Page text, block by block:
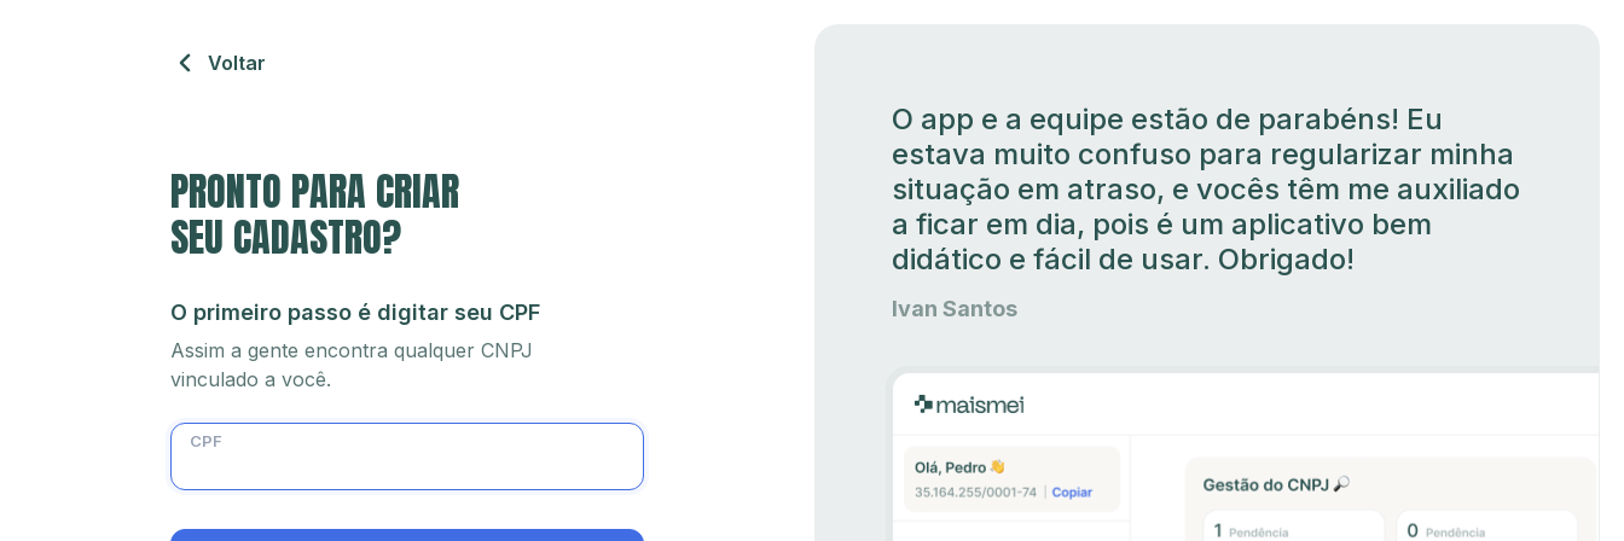
O app e a equipe estão de parabéns! Eu
estava muito confuso para regularizar minha
situação em atraso, e vocês têm me auxiliado
a ficar em dia, pois é um aplicativo bem
didático e fácil de usar. Obrigado!
Ivan Santos
Voltar
PRONTO PARA CRIAR
SEU CADASTRO?
O primeiro passo é digitar seu CPF
Assim a gente encontra qualquer CNPJ
vinculado a você.
CPF